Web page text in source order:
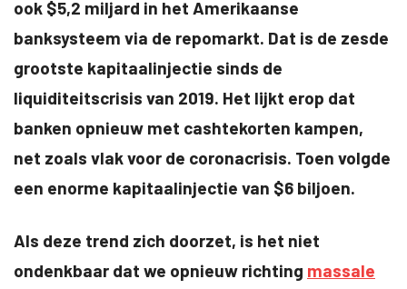
ook $5,2 miljard in het Amerikaanse
banksysteem via de repomarkt. Dat is de zesde
grootste kapitaalinjectie sinds de
liquiditeitscrisis van 2019. Het lijkt erop dat
banken opnieuw met cashtekorten kampen,
net zoals vlak voor de coronacrisis. Toen volgde
een enorme kapitaalinjectie van $6 biljoen.
Als deze trend zich doorzet, is het niet
ondenkbaar dat we opnieuw richting massale